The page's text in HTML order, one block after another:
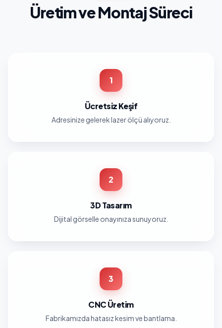
Üretim ve Montaj Süreci
1
Ücretsiz Keşif
Adresinize gelerek lazer ölçü alıyoruz.
2
3D Tasarım
Dijital görselle onayınıza sunuyoruz.
3
CNC Üretim
Fabrikamızda hatasız kesim ve bantlama.